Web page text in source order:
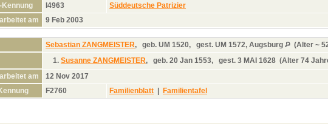
Kennung
I4963
Süddeutsche Patrizier
am
9 Feb 2003
Sebastian ZANGMEISTER, geb. UM 1520, gest. UM 1572, Augsburg
(Alter ~
1. Susanne ZANGMEISTER, geb. 20 Jan 1553, gest. 3 MAI 1628 (Alter 74
am
12 Nov 2017
F2760 Familienblatt | Familientafel